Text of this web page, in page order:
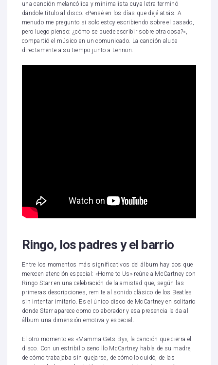
una canción melancólica y minimalista cuya letra terminó
dándole título al disco. «Pensé en los días que dejé atrás. A
menudo me pregunto si solo estoy escribiendo sobre el pasado,
pero luego pienso: ¿cómo se puede escribir sobre otra cosa?»,
compartió el músico en un comunicado. La canción alude
directamente a su tiempo junto a Lennon.
Ringo, los padres y el barrio
Entre los momentos más significativos del álbum hay dos que
merecen atención especial: «Home to Us» reúne a McCartney con
Ringo Starr en una celebración de la amistad que, según las
primeras descripciones, remite al sonido clásico de los Beatles
sin intentar imitarlo. Es el único disco de McCartney en solitario
donde Starr aparece como colaborador y esa presencia le da al
álbum una dimensión emotiva y especial.
El otro momento es «Mamma Gets By», la canción que cierra el
disco. Con un estribillo sencillo McCartney habla de su madre,
de cómo trabajaba sin quejarse, de cómo lo cuidó, de las